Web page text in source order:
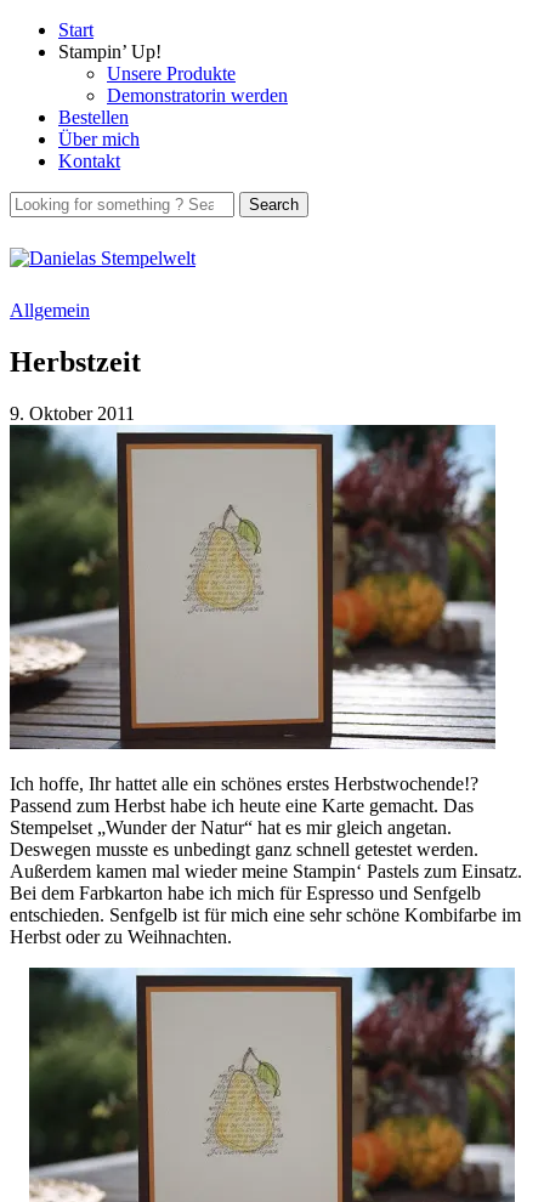
Start
Stampin’ Up!
Unsere Produkte
Demonstratorin werden
Bestellen
Über mich
Kontakt
Allgemein
Herbstzeit
9. Oktober 2011
Ich hoffe, Ihr hattet alle ein schönes erstes Herbstwochende!?
Passend zum Herbst habe ich heute eine Karte gemacht. Das
Stempelset „Wunder der Natur“ hat es mir gleich angetan.
Deswegen musste es unbedingt ganz schnell getestet werden.
Außerdem kamen mal wieder meine Stampin‘ Pastels zum Einsatz.
Bei dem Farbkarton habe ich mich für Espresso und Senfgelb
entschieden. Senfgelb ist für mich eine sehr schöne Kombifarbe im
Herbst oder zu Weihnachten.